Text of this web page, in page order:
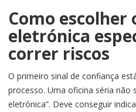
Como escolher
eletrónica
correr riscos
O primeiro sinal de confiança
processo. Uma oficina séria não
eletrónica”. Deve conseguir